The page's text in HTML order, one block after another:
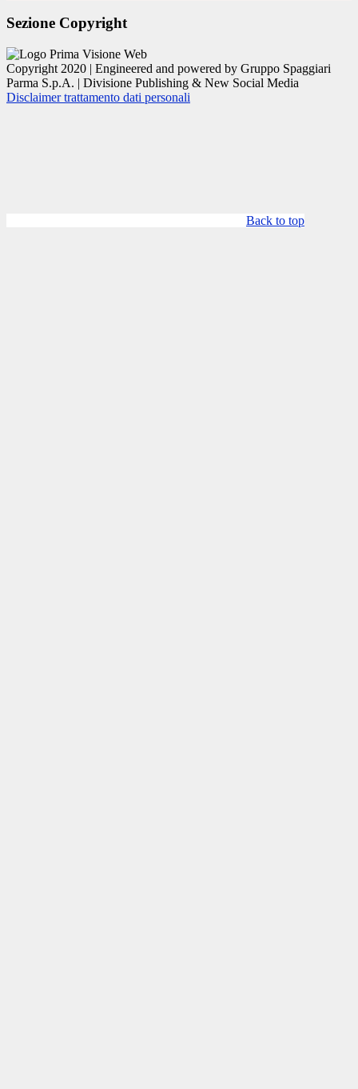
Sezione Copyright
Copyright 2020 | Engineered and powered by Gruppo Spaggiari
Parma S.p.A. | Divisione Publishing & New Social Media
Disclaimer trattamento dati personali
Back to top